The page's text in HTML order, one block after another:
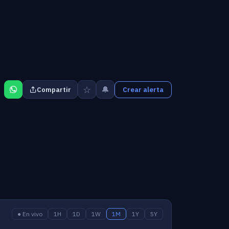
Compartir ☆ 🔔 Crear alerta
● En vivo 1H 1D 1W 1M 1Y 5Y